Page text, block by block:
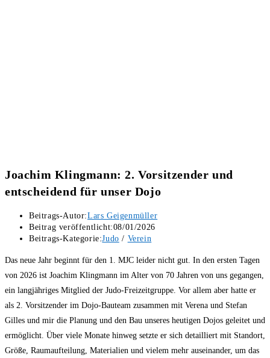
Joachim Klingmann: 2. Vorsitzender und
entscheidend für unser Dojo
Beitrags-Autor:Lars Geigenmüller
Beitrag veröffentlicht:08/01/2026
Beitrags-Kategorie:Judo / Verein
Das neue Jahr beginnt für den 1. MJC leider nicht gut. In den ersten Tagen
von 2026 ist Joachim Klingmann im Alter von 70 Jahren von uns gegangen,
ein langjähriges Mitglied der Judo-Freizeitgruppe. Vor allem aber hatte er
als 2. Vorsitzender im Dojo-Bauteam zusammen mit Verena und Stefan
Gilles und mir die Planung und den Bau unseres heutigen Dojos geleitet und
ermöglicht. Über viele Monate hinweg setzte er sich detailliert mit Standort,
Größe, Raumaufteilung, Materialien und vielem mehr auseinander, um das